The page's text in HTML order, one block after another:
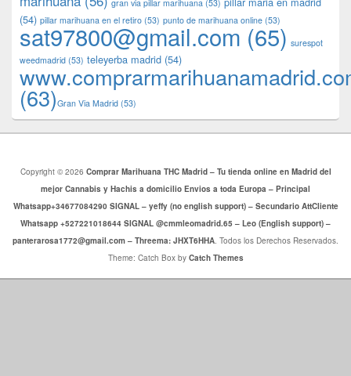
gran via pillar marihuana (53)
(54) pillar marihuana en el retiro (53) punto de marihuana online (53)
sat97800@gmail.com (65) surespot
weedmadrid (53) teleyerba madrid (54)
(63)​​Gran Via Madrid (53)
Copyright © 2026 Comprar Marihuana THC Madrid – Tu tienda online en Madrid del
mejor Cannabis y Hachis a domicilio Envios a toda Europa – Principal
Whatsapp+34677084290 SIGNAL – yeffy (no english support) – Secundario AttCliente
Whatsapp +527221018644 SIGNAL @cmmleomadrid.65 – Leo (English support) –
panterarosa1772@gmail.com – Threema: JHXT6HHA. Todos los Derechos Reservados.
Theme: Catch Box by Catch Themes